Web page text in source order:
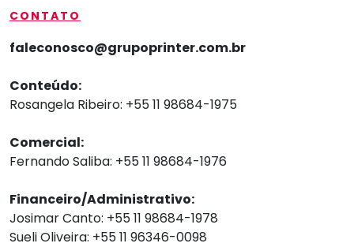
CONTATO
faleconosco@grupoprinter.com.br
Conteúdo:
Rosangela Ribeiro: +55 11 98684-1975
Comercial:
Fernando Saliba: +55 11 98684-1976
Financeiro/Administrativo:
Josimar Canto: +55 11 98684-1978
Sueli Oliveira: +55 11 96346-0098